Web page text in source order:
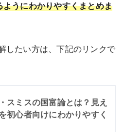
うにわかりやすくまとめま
したい方は、下記のリンクで
スミスの国富論とは？見え
初心者向けにわかりやすく